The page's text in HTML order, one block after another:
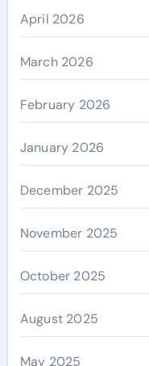
April 2026
March 2026
February 2026
January 2026
December 2025
November 2025
October 2025
August 2025
May 2025